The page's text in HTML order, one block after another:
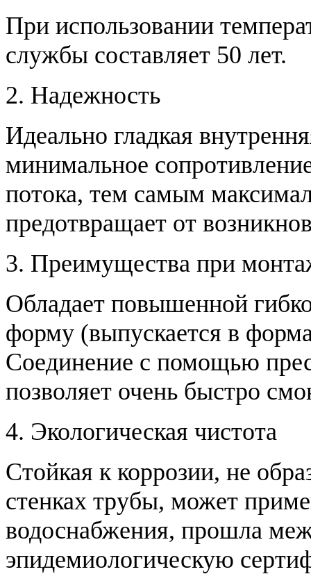
При использовании
службы составляет 50 лет.
2. Надежность
Идеально гладкая
минимальное
потока, тем самым
предотвращает от
3. Преимущества при
Обладает повышенной
форму (выпускается в
Соединение с помощью
позволяет очень быстро
4. Экологическая чистота
Стойкая к коррозии, не
стенках трубы, может
водоснабжения, прошла
эпидемиологическую